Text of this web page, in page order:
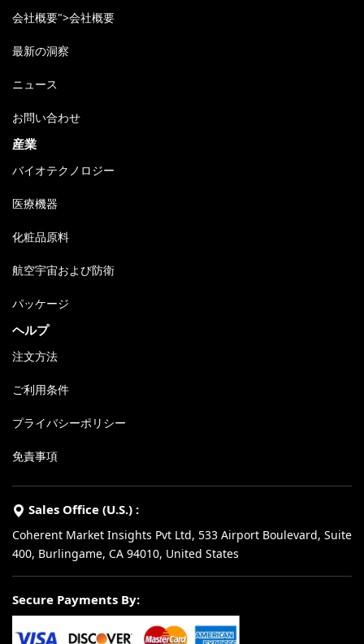
会社概要">会社概要
最新の洞察
ニュース
お問い合わせ
産業
バイオテクノロジー
医療機器
化粧品原料
航空宇宙および防衛
パッケージ
ヘルプ
注文方法
ご利用条件
プライバシーポリシー
免責事項
Sales Office (U.S.) :
Coherent Market Insights Pvt Ltd, 533 Airport Boulevard, Suite
400, Burlingame, CA 94010, United States
Secure Payments By: